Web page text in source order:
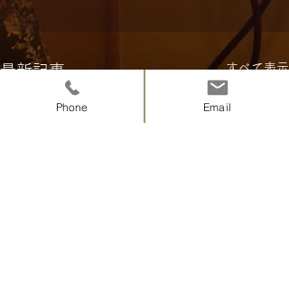
最新記事 すべて表示
Phone Email